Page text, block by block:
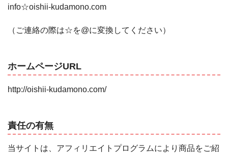
info☆oishii-kudamono.com
（ご連絡の際は☆を@に変換してください）
ホームページURL
http://oishii-kudamono.com/
責任の有無
当サイトは、アフィリエイトプログラムにより商品をご紹